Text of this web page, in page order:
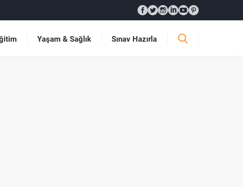
Yaşam & Sağlık Sınav Hazırla